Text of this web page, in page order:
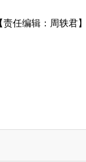
责任编辑：周轶君】